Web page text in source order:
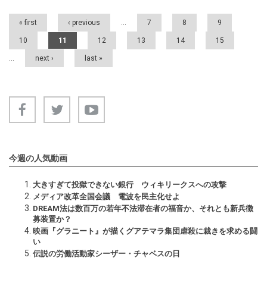
« first ‹ previous … 7 8 9
10 11 12 13 14 15
… next › last »
今週の人気動画
大きすぎて投獄できない銀行 ウィキリークスへの攻撃
メディア改革全国会議 電波を民主化せよ
DREAM法は数百万の若年不法滞在者の福音か、それとも新兵徴
募装置か？
映画『グラニート』が描くグアテマラ集団虐殺に裁きを求める闘
い
伝説の労働活動家シーザー・チャベスの日